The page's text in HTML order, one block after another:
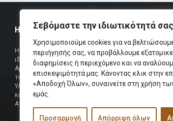
Σεβόμαστε την ιδιωτικότητά σας
Χρησιμοποιούμε cookies για να
περιήγησής σας, να προβάλλουμε
διαφημίσεις ή περιεχόμενο και να
επισκεψιμότητά μας. Κάνοντας κλικ στην
«Αποδοχή Όλων», συναινείτε στη χρήση
εμάς.
Προσαρμογή Απόρριψη όλων
Η ΟΜΟΣΠΟΝΔΙΑ
Η Ομοσπονδία Σωματείων Επαρχίας Αμαρίου
ιδρύθηκε και πήρε τη θέση της Ένωσης
Αμαριωτών, που λειτουργούσε από το 1966 μέχρι
το 1984.
Υλοποιήθηκε σε συνεργασία των μελών του Δ.Σ
και των Δ.Σ των Αμαριώτικων Σωματείων της
Αττικής.